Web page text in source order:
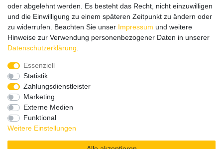
Versandkostenfrei (DE) ab 69 €
oder abgelehnt werden. Es besteht das Recht, nicht einzuwilligen
und die Einwilligung zu einem späteren Zeitpunkt zu ändern oder
zu widerrufen. Beachten Sie unser Impressum und weitere
Hinweise zur Verwendung personenbezogener Daten in unserer
Daten­schutz­erklärung
Essenziell
Statistik
Zahlungsdienstleister
Marketing
Externe Medien
Funktional
Weitere Einstellungen